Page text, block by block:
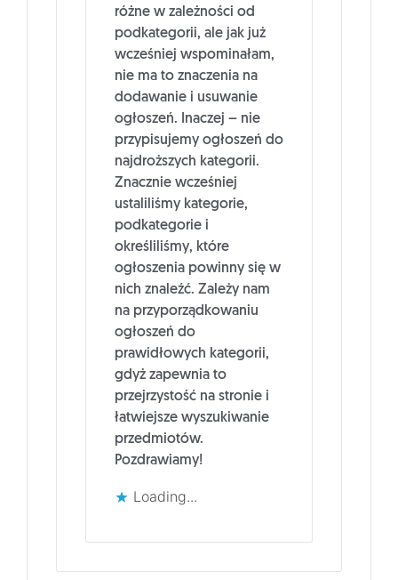
różne w zależności od
podkategorii, ale jak już
wcześniej wspominałam,
nie ma to znaczenia na
dodawanie i usuwanie
ogłoszeń. Inaczej – nie
przypisujemy ogłoszeń do
najdroższych kategorii.
Znacznie wcześniej
ustaliliśmy kategorie,
podkategorie i
określiliśmy, które
ogłoszenia powinny się w
nich znaleźć. Zależy nam
na przyporządkowaniu
ogłoszeń do
prawidłowych kategorii,
gdyż zapewnia to
przejrzystość na stronie i
łatwiejsze wyszukiwanie
przedmiotów.
Pozdrawiamy!
Loading...